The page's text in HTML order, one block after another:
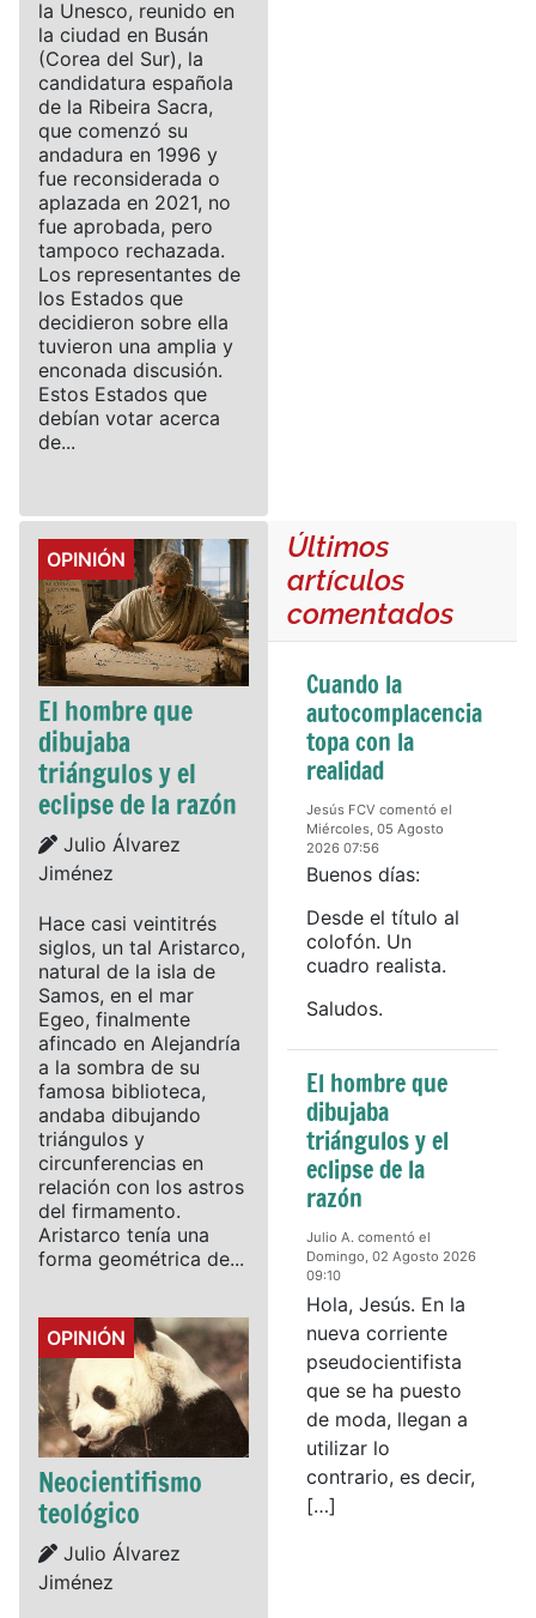
la Unesco, reunido en
la ciudad en Busán
(Corea del Sur), la
candidatura española
de la Ribeira Sacra,
que comenzó su
andadura en 1996 y
fue reconsiderada o
aplazada en 2021, no
fue aprobada, pero
tampoco rechazada.
Los representantes de
los Estados que
decidieron sobre ella
tuvieron una amplia y
enconada discusión.
Estos Estados que
debían votar acerca
de...
Details
OPINIÓN
El hombre que
dibujaba
triángulos y el
eclipse de la razón
Details
Julio Álvarez
Jiménez
Hace casi veintitrés
siglos, un tal Aristarco,
natural de la isla de
Samos, en el mar
Egeo, finalmente
afincado en Alejandría
a la sombra de su
famosa biblioteca,
andaba dibujando
triángulos y
circunferencias en
relación con los astros
del firmamento.
Aristarco tenía una
forma geométrica de...
Details
OPINIÓN
Neocientifismo
teológico
Details
Julio Álvarez
Jiménez
Últimos
artículos
comentados
Cuando la
autocomplacencia
topa con la
realidad
Jesús FCV comentó el
Miércoles, 05 Agosto
2026 07:56
Buenos días:
Desde el título al
colofón. Un
cuadro realista.
Saludos.
El hombre que
dibujaba
triángulos y el
eclipse de la
razón
Julio A. comentó el
Domingo, 02 Agosto 2026
09:10
Hola, Jesús. En la
nueva corriente
pseudocientifista
que se ha puesto
de moda, llegan a
utilizar lo
contrario, es decir,
[…]